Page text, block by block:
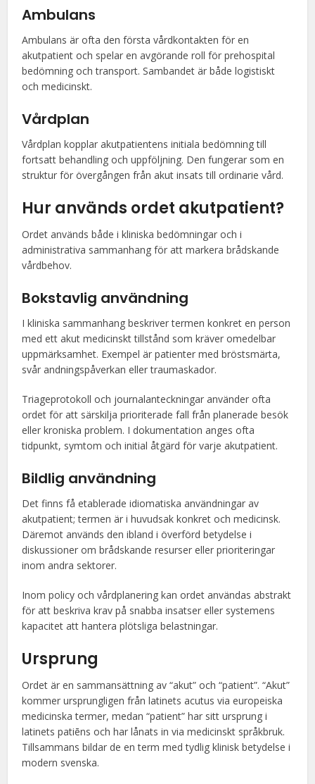
Ambulans
Ambulans är ofta den första vårdkontakten för en
akutpatient och spelar en avgörande roll för prehospital
bedömning och transport. Sambandet är både logistiskt
och medicinskt.
Vårdplan
Vårdplan kopplar akutpatientens initiala bedömning till
fortsatt behandling och uppföljning. Den fungerar som en
struktur för övergången från akut insats till ordinarie vård.
Hur används ordet akutpatient?
Ordet används både i kliniska bedömningar och i
administrativa sammanhang för att markera brådskande
vårdbehov.
Bokstavlig användning
I kliniska sammanhang beskriver termen konkret en person
med ett akut medicinskt tillstånd som kräver omedelbar
uppmärksamhet. Exempel är patienter med bröstsmärta,
svår andningspåverkan eller traumaskador.
Triageprotokoll och journalanteckningar använder ofta
ordet för att särskilja prioriterade fall från planerade besök
eller kroniska problem. I dokumentation anges ofta
tidpunkt, symtom och initial åtgärd för varje akutpatient.
Bildlig användning
Det finns få etablerade idiomatiska användningar av
akutpatient; termen är i huvudsak konkret och medicinsk.
Däremot används den ibland i överförd betydelse i
diskussioner om brådskande resurser eller prioriteringar
inom andra sektorer.
Inom policy och vårdplanering kan ordet användas abstrakt
för att beskriva krav på snabba insatser eller systemens
kapacitet att hantera plötsliga belastningar.
Ursprung
Ordet är en sammansättning av “akut” och “patient”. “Akut”
kommer ursprungligen från latinets acutus via europeiska
medicinska termer, medan “patient” har sitt ursprung i
latinets patiēns och har lånats in via medicinskt språkbruk.
Tillsammans bildar de en term med tydlig klinisk betydelse i
modern svenska.